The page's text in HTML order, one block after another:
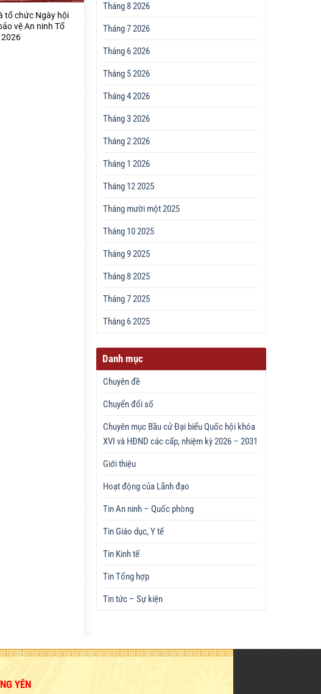
tổ chức Ngày hội
vệ An ninh Tổ
Tháng 8 2026
Tháng 7 2026
Tháng 6 2026
Tháng 5 2026
Tháng 4 2026
Tháng 3 2026
Tháng 2 2026
Tháng 1 2026
Tháng 12 2025
Tháng mười một 2025
Tháng 10 2025
Tháng 9 2025
Tháng 8 2025
Tháng 7 2025
Tháng 6 2025
Danh mục
Chuyên đề
Chuyển đổi số
Chuyên mục Bầu cử Đại biểu Quốc hội khóa
XVI và HĐND các cấp, nhiệm kỳ 2026 – 2031
Giới thiệu
Hoạt động của Lãnh đạo
Tin An ninh – Quốc phòng
Tin Giáo dục, Y tế
Tin Kinh tế
Tin Tổng hợp
Tin tức – Sự kiện
YÊN